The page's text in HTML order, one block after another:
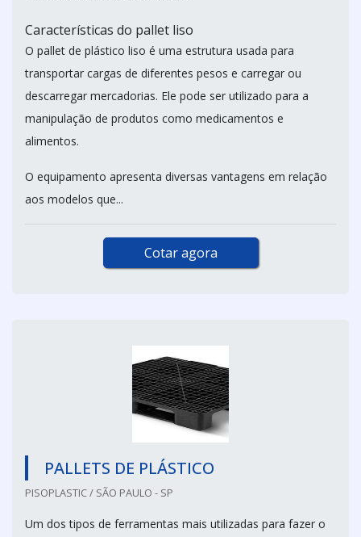
Características do pallet liso
O pallet de plástico liso é uma estrutura usada para
transportar cargas de diferentes pesos e carregar ou
descarregar mercadorias. Ele pode ser utilizado para a
manipulação de produtos como medicamentos e
alimentos.
O equipamento apresenta diversas vantagens em relação
aos modelos que...
Cotar agora
PALLETS DE PLÁSTICO
PISOPLASTIC / SÃO PAULO - SP
Um dos tipos de ferramentas mais utilizadas para fazer o